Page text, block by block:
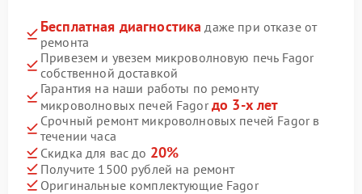
Бесплатная диагностика даже при отказе от
ремонта
Привезем и увезем микроволновую печь Fagor
собственной доставкой
Гарантия на наши работы по ремонту
микроволновых печей Fagorдо 3-х лет
Срочный ремонт микроволновых печей Fagor в
течении часа
Скидка для вас до 20%
Получите 1500 рублей на ремонт
Оригинальные комплектующие Fagor